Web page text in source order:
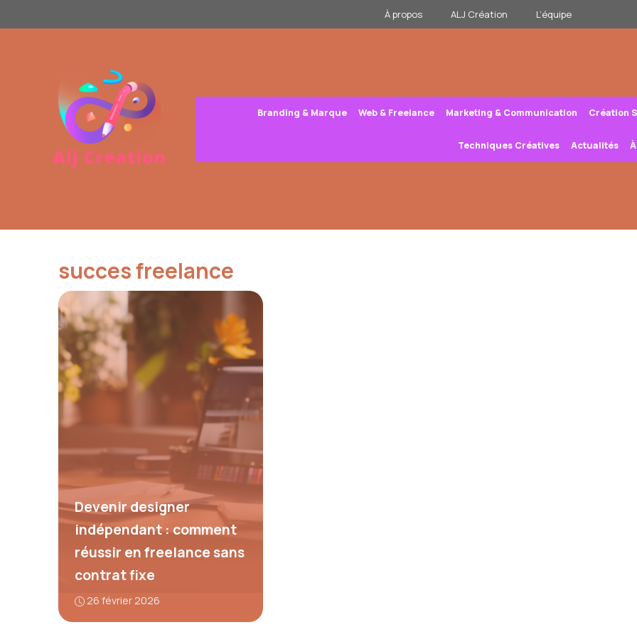
au
À propos ALJ Création L’équipe
Branding & Marque Web & Freelance Marketing & Communication Création
Techniques Créatives Actualités
succes freelance
Devenir designer
indépendant : comment
réussir en freelance sans
contrat fixe
26 février 2026